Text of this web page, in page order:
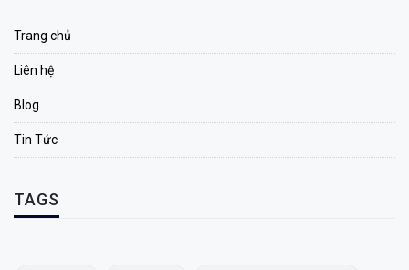
Trang chủ
Liên hệ
Blog
Tin Tức
TAGS